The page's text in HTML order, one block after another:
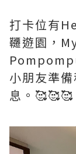
打卡位有
韆遊園，
小朋友準
息。🥰🥰🥰